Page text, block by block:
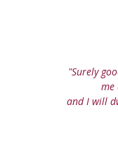
"Surely
me
and I will